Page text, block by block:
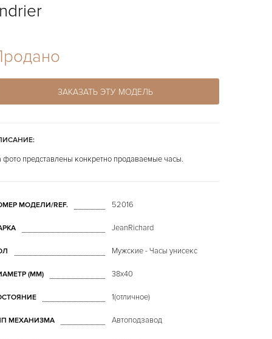
ЗАКАЗАТЬ ЭТУ МОДЕЛЬ
фото представлены конкретно продаваемые часы.
МОДЕЛИ/REF. 52016
JeanRichard
Мужские - Часы унисекс
(MM) 38x40
1(отличное)
МЕХАНИЗМА Автоподзавод